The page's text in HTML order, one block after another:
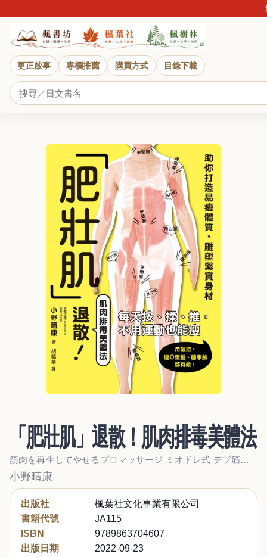
近
更正啟事 專欄推薦 購買方式 目錄下載
「肥壯肌」退散！肌肉排毒美體法
筋肉を再生してやせるプロマッサージ ミオドレ式 デブ筋ながし
小野晴康
出版社
楓葉社文化事業有限公司
書籍代號
JA115
ISBN
9789863704607
出版日期
2022-09-23